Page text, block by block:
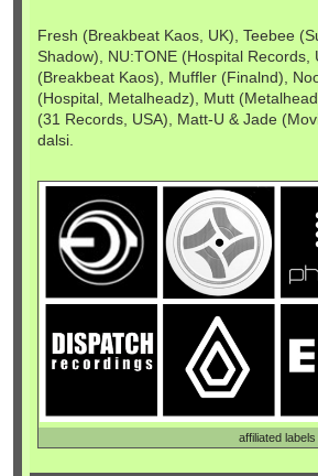
Fresh (Breakbeat Kaos, UK), Teebee
Shadow), NU:TONE (Hospital Records,
(Breakbeat Kaos), Muffler (Finalnd),
(Hospital, Metalheadz), Mutt
(31 Records, USA), Matt-U & Jade
dalsi.
affiliated labels